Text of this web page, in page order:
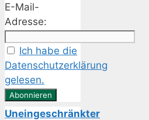
E-Mail-
Adresse:
Ich habe die
Datenschutzerklärung
gelesen.
Uneingeschränkter